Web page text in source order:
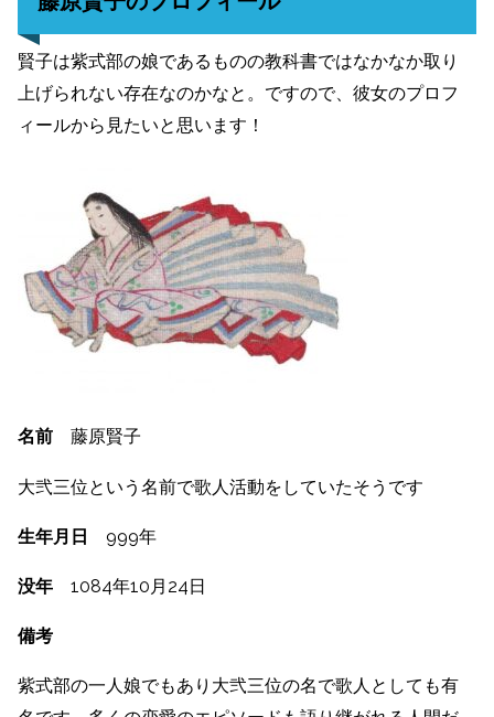
賢子は紫式部の娘であるものの教科書ではなかなか取り
上げられない存在なのかなと。ですので、彼女のプロフ
ィールから見たいと思います！
名前 藤原賢子
大弐三位という名前で歌人活動をしていたそうです
生年月日 999年
没年 1084年10月24日
備考
紫式部の一人娘でもあり大弐三位の名で歌人としても有